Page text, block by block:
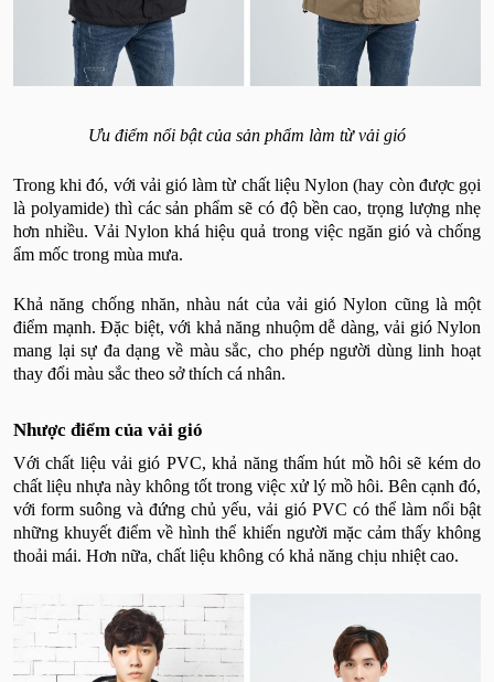
Ưu điểm nổi bật của sản phẩm làm từ vải gió
Trong khi đó, với vải gió làm từ chất liệu Nylon (hay còn được gọi
là polyamide) thì các sản phẩm sẽ có độ bền cao, trọng lượng nhẹ
hơn nhiều. Vải Nylon khá hiệu quả trong việc ngăn gió và chống
ẩm mốc trong mùa mưa.
Khả năng chống nhăn, nhàu nát của vải gió Nylon cũng là một
điểm mạnh. Đặc biệt, với khả năng nhuộm dễ dàng, vải gió Nylon
mang lại sự đa dạng về màu sắc, cho phép người dùng linh hoạt
thay đổi màu sắc theo sở thích cá nhân.
Nhược điểm của vải gió
Với chất liệu vải gió PVC, khả năng thấm hút mồ hôi sẽ kém do
chất liệu nhựa này không tốt trong việc xử lý mồ hôi. Bên cạnh đó,
với form suông và đứng chủ yếu, vải gió PVC có thể làm nổi bật
những khuyết điểm về hình thể khiến người mặc cảm thấy không
thoải mái. Hơn nữa, chất liệu không có khả năng chịu nhiệt cao.